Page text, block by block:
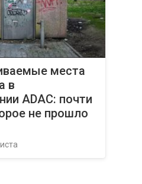
места
в
ADAC: почти
не прошло